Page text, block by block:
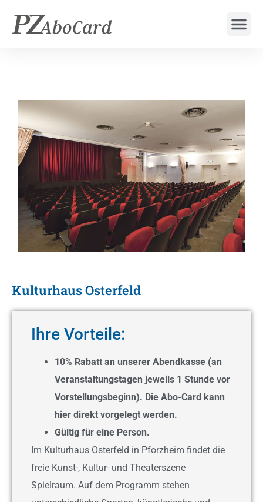
Kulturhaus Osterfeld
Ihre Vorteile:
10% Rabatt an unserer Abendkasse (an
Veranstaltungstagen jeweils 1 Stunde vor
Vorstellungsbeginn). Die Abo-Card kann
hier direkt vorgelegt werden.
Gültig für eine Person.
Im Kulturhaus Osterfeld in Pforzheim findet die
freie Kunst-, Kultur- und Theaterszene
Spielraum. Auf dem Programm stehen